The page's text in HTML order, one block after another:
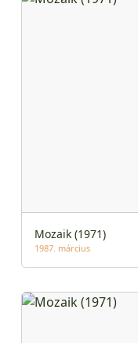
Mozaik (1971)
1987. március